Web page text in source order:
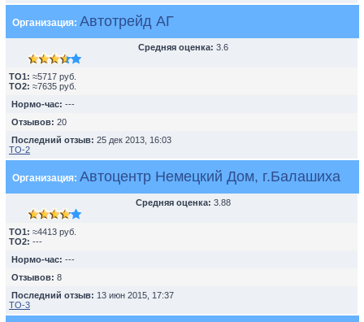
Организация: Автотрейд АГ
Средняя оценка: 3.6
TO1: ≈5717 руб.
TO2: ≈7635 руб.
Нормо-час: ---
Отзывов: 20
Последний отзыв: 25 дек 2013, 16:03
ТО-2
Организация: Автоцентр Немецкий Дом, г.Балашиха
Средняя оценка: 3.88
TO1: ≈4413 руб.
TO2: ---
Нормо-час: ---
Отзывов: 8
Последний отзыв: 13 июн 2015, 17:37
ТО-3